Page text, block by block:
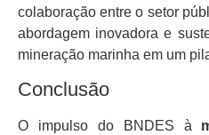
colaboração entre o setor
abordagem inovadora e
mineração marinha em um
Conclusão
O impulso do BNDES à